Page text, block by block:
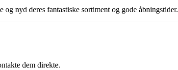
nyd deres fantastiske sortiment og gode åbningstider.
dem direkte.